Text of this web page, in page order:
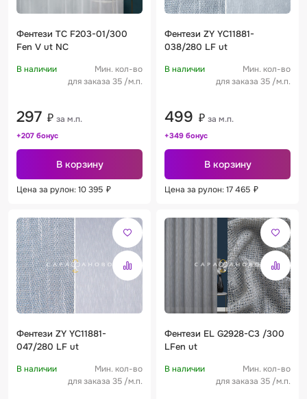
Фентези TC F203-01/300
Fen V ut NC
В наличии
Мин. кол-во
для заказа 35 /м.п.
297 ₽ за м.п.
+207 бонус
В корзину
Цена за рулон: 10 395 ₽
Фентези ZY YC11881-
038/280 LF ut
В наличии
Мин. кол-во
для заказа 35 /м.п.
499 ₽ за м.п.
+349 бонус
В корзину
Цена за рулон: 17 465 ₽
Фентези ZY YC11881-
047/280 LF ut
В наличии
Мин. кол-во
для заказа 35 /м.п.
Фентези EL G2928-C3 /300
LFen ut
В наличии
Мин. кол-во
для заказа 35 /м.п.